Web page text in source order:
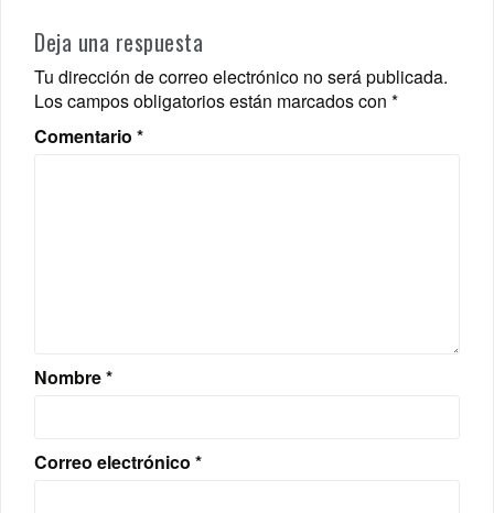
Deja una respuesta
Tu dirección de correo electrónico no será publicada.
Los campos obligatorios están marcados con *
Comentario *
Nombre*
Correo electrónico *